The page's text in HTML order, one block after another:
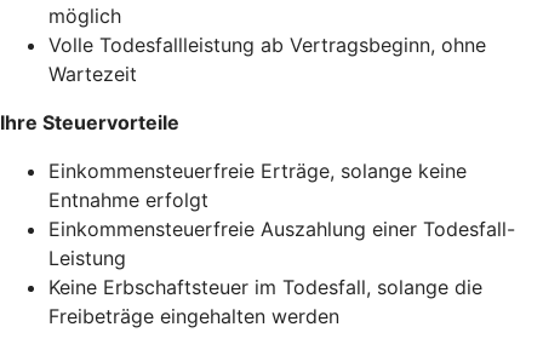
möglich
Volle Todesfallleistung ab Vertragsbeginn, ohne
Wartezeit
Ihre Steuervorteile
Einkommensteuerfreie Erträge, solange keine
Entnahme erfolgt
Einkommensteuerfreie Auszahlung einer Todesfall-
Leistung
Keine Erbschaftsteuer im Todesfall, solange die
Freibeträge eingehalten werden